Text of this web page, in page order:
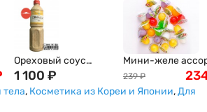
Ореховый соус
(Гамадари) Косё, 1л
1 100 ₽
Мини-желе
тропических
New Choice, 400г
239 ₽
тела, Косметика из Кореи и Японии,Для